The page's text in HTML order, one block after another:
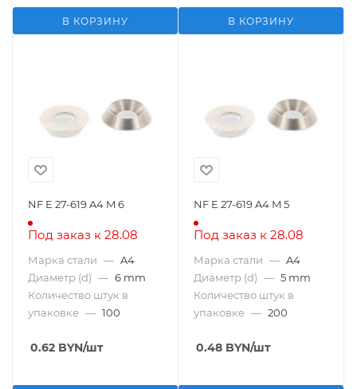
В КОРЗИНУ В КОРЗИНУ
NF E 27-619 A4 M 6
Под заказ к 28.08
Марка стали — A4
Диаметр (d) — 6 mm
Количество штук в
упаковке — 100
0.62 BYN/шт
NF E 27-619 A4 M 5
Под заказ к 28.08
Марка стали — A4
Диаметр (d) — 5 mm
Количество штук в
упаковке — 200
0.48 BYN/шт